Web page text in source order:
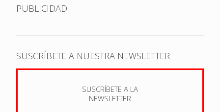
PUBLICIDAD
SUSCRÍBETE A NUESTRA NEWSLETTER
SUSCRÍBETE A LA
NEWSLETTER